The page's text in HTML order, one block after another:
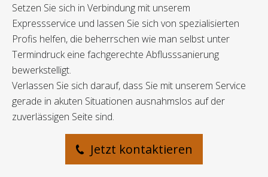
Setzen Sie sich in Verbindung mit unserem
Expressservice und lassen Sie sich von spezialisierten
Profis helfen, die beherrschen wie man selbst unter
Termindruck eine fachgerechte Abflusssanierung
bewerkstelligt.
Verlassen Sie sich darauf, dass Sie mit unserem Service
gerade in akuten Situationen ausnahmslos auf der
zuverlässigen Seite sind.
Jetzt kontaktieren